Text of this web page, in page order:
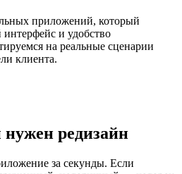
приложений, который
интерфейс и удобство
на реальные сценарии
клиента.
редизайн
за секунды. Если